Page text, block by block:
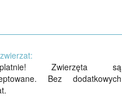
Zwierzęta są
Bez dodatkowych